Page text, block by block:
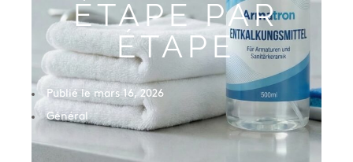
ÉTAPE PAR
ÉTAPE
Publié le mars 16, 2026
Général